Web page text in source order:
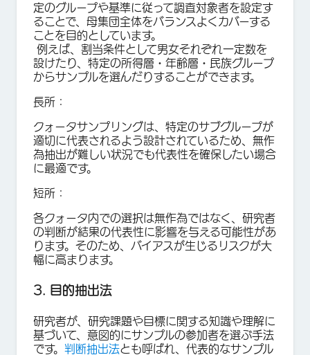
定のグループや基準に従って調査対象者を設定す
ることで、母集団全体をバランスよくカバーする
ことを目的としています。
例えば、割当条件として男女それぞれ一定数を
設けたり、特定の所得層・年齢層・民族グループ
からサンプルを選んだりすることができます。
長所：
クォータサンプリングは、特定のサブグループが
適切に代表されるよう設計されているため、無作
為抽出が難しい状況でも代表性を確保したい場合
に最適です。
短所：
各クォータ内での選択は無作為ではなく、研究者
の判断が結果の代表性に影響を与える可能性があ
ります。そのため、バイアスが生じるリスクが大
幅に高まります。
3. 目的抽出法
研究者が、研究課題や目標に関する知識や理解に
基づいて、意図的にサンプルの参加者を選ぶ手法
です。 判断抽出法とも呼ばれ、代表的なサンプル